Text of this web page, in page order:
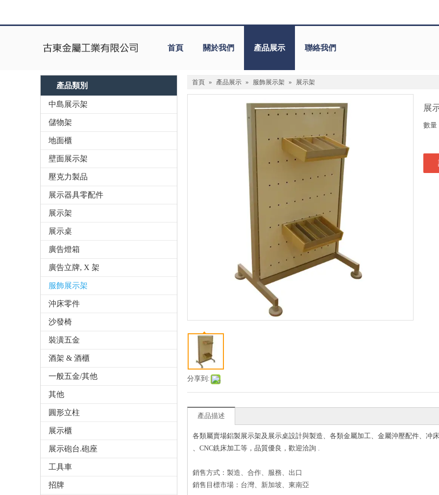
首頁 關於我們 產品展示 聯絡我們
產品類別
中島展示架
儲物架
地面櫃
壁面展示架
壓克力製品
展示器具零配件
展示架
展示桌
廣告燈箱
廣告立牌, X 架
服飾展示架
沖床零件
沙發椅
裝潢五金
酒架 & 酒櫃
一般五金/其他
其他
圓形立柱
展示櫃
展示砲台.砲座
工具車
招牌
首頁 » 產品展示 » 服飾展示架 » 展示架
分享到:
展
數量
產品描述
各類屬賣場鋁製展示架及展示桌設計與製造、各類金屬加工、 金屬沖壓配件、冲
、CNC銑床加工等，品質優良，歡迎洽詢 .
銷售方式：製造、合作、服務、出口
銷售目標市場：台灣、新加坡、東南亞